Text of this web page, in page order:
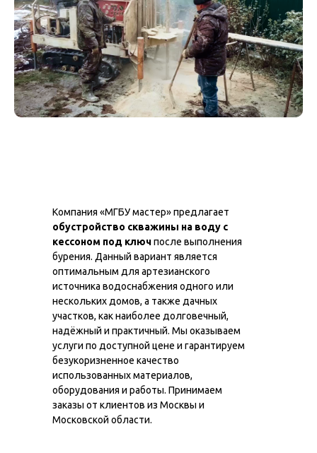
Компания «МГБУ мастер» предлагает
обустройство скважины на воду с
кессоном под ключпосле выполнения
бурения. Данный вариант является
оптимальным для артезианского
источника водоснабжения одного или
нескольких домов, а также дачных
участков, как наиболее долговечный,
надёжный и практичный. Мы оказываем
услуги по доступной цене и гарантируем
безукоризненное качество
использованных материалов,
оборудования и работы. Принимаем
заказы от клиентов из Москвы и
Московской области.